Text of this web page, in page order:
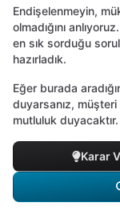
Endişelenmeyin,
olmadığını
en sık sorduğu
hazırladık.
Eğer burada
duyarsanız,
mutluluk duyacaktır.
Karar